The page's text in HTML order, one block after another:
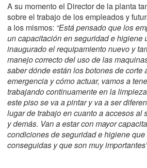
A su momento el Director de la planta
sobre el trabajo de los empleados y
a los mismos: “Está pensado que los
un capacitación en seguridad e higiene
inaugurado el requipamiento nuevo y
manejo correcto del uso de las
saber dónde están los botones de corte
emergencia y cómo actuar, vamos a
trabajando continuamente en la
este piso se va a pintar y va a ser
lugar de trabajo en cuanto a accesos al
y demás. Van a estar con mayor
condiciones de seguridad e higiene que
conseguidas y que son muy